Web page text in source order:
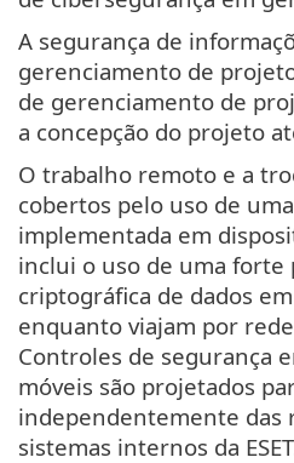
A segurança de
gerenciamento de
de gerenciamento de
a concepção do projeto
O trabalho remoto e a
cobertos pelo uso de
implementada em
inclui o uso de uma forte
criptográfica de dados
enquanto viajam por
Controles de segurança
móveis são projetados
independentemente das
sistemas internos da